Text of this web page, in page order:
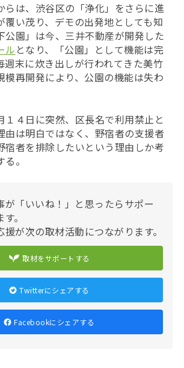
らは、渋谷区の「浄化」をさらに進
覆い茂り、デモの出発地としても知
公園」は今、三井不動産が開発した
ル となり、「公園」として機能は完
週末に炊き出しが行われてきた美竹
模再開発により、公園の機能は失わ
１４日に突然、区長名で利用禁止と
由は明白ではなく、野宿者の支援者
宿者を排除したいという理由しか考
。
が「いいね！」と思ったらサポー
。
が次の取材活動につながります。
取材をサポートする
Twitterにシェアする
Facebookにシェアする